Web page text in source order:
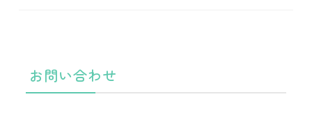
お問い合わせ